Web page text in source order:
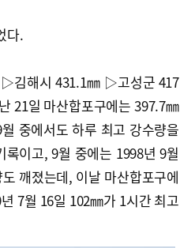
다.
▷김해시 431.1㎜ ▷고성군 417
21일 마산합포구에는 397.7㎜
중에서도 하루 최고 강수량을
이고, 9월 중에는 1998년 9월
깨졌는데, 이날 마산합포구에
7월 16일 102㎜가 1시간 최고